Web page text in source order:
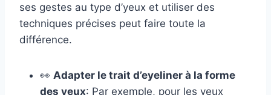
ses gestes au type d’yeux et utiliser des
techniques précises peut faire toute la
différence.
👀 Adapter le trait d’eyeliner à la forme
des yeux: Par exemple, pour les yeux